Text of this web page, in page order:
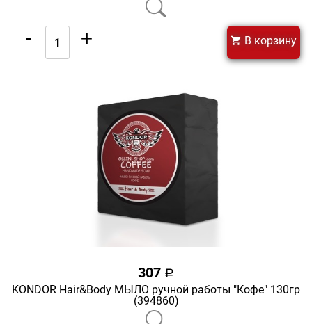
- + В корзину
307 a
KONDOR Hair&Body МЫЛО ручной работы "Кофе" 130гр
(394860)